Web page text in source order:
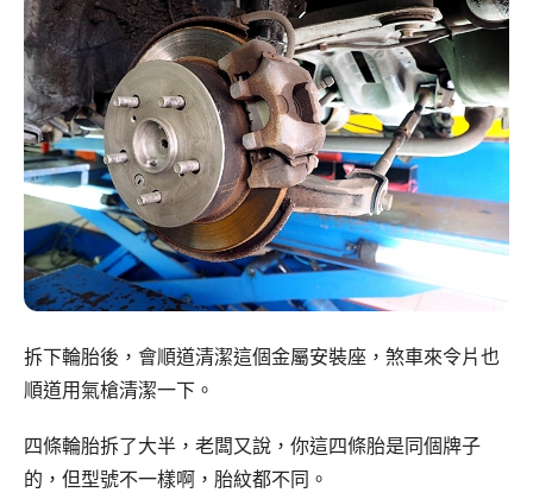
拆下輪胎後，會順道清潔這個金屬安裝座，煞車來令片也
順道用氣槍清潔一下。
四條輪胎拆了大半，老闆又說，你這四條胎是同個牌子
的，但型號不一樣啊，胎紋都不同。